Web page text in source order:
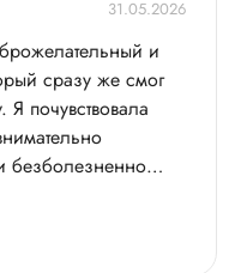
31.05.2026
и
сразу же смог
Я почувствовала
безболезненно
понравилось, что
обследования
Врач общался с